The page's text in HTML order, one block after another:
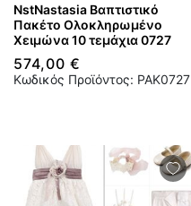
NstNastasia Βαπτιστικό
Πακέτο Ολοκληρωμένο
Χειμώνα 10 τεμάχια 0727
574,00 €
Κωδικός Προϊόντος: PAK0727